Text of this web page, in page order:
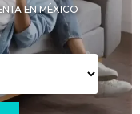
EN MÉXICO